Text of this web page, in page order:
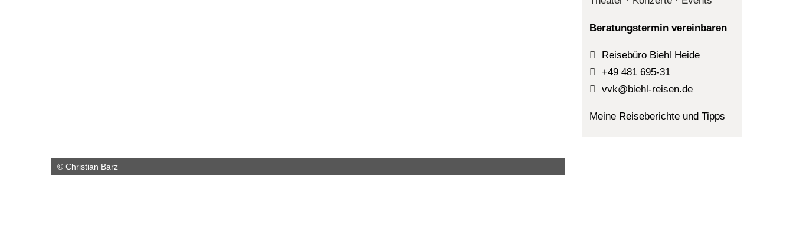
© Christian Barz
Beratungstermin vereinbaren
Reisebüro Biehl Heide
+49 481 695-31
vvk@biehl-reisen.de
Meine Reiseberichte und Tipps